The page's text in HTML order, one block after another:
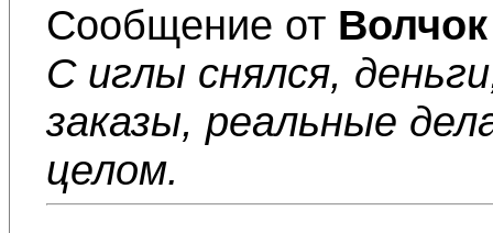
Сообщение от Волчок
С иглы снялся,
заказы, реальные
целом.